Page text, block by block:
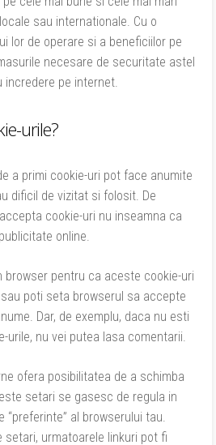
sau internationale. Cu o
lor de operare si a beneficiilor pe
necesare de securitate astel
pe internet.
urile?
a primi cookie-uri pot face anumite
dificil de vizitat si folosit. De
cookie-uri nu inseamna ca
online.
browser pentru ca aceste cookie-uri
poti seta browserul sa accepte
Dar, de exemplu, daca nu esti
urile, nu vei putea lasa comentarii.
ofera posibilitatea de a schimba
setari se gasesc de regula in
“preferinte” al browserului tau.
urmatoarele linkuri pot fi